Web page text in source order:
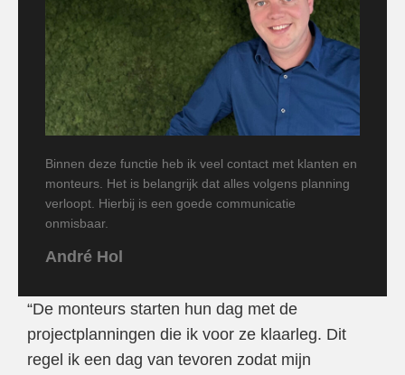
“De monteurs starten hun dag met de
projectplanningen die ik voor ze klaarleg. Dit
regel ik een dag van tevoren zodat mijn
Binnen deze functie heb ik veel contact met klanten en
monteurs. Het is belangrijk dat alles volgens planning
verloopt. Hierbij is een goede communicatie
onmisbaar.
André Hol